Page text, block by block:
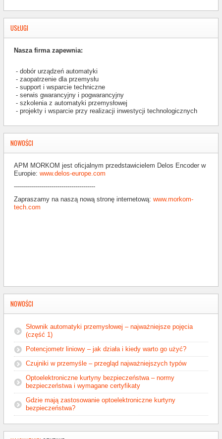
USŁUGI
Nasza firma zapewnia:
- dobór urządzeń automatyki
- zaopatrzenie dla przemysłu
- support i wsparcie techniczne
- serwis gwarancyjny i pogwarancyjny
- szkolenia z automatyki przemysłowej
- projekty i wsparcie przy realizacji inwestycji technologicznych
NOWOŚCI
APM MORKOM jest oficjalnym przedstawicielem Delos Encoder w
Europie: www.delos-europe.com
-----------------------------------------
Zapraszamy na naszą nową stronę internetową: www.morkom-
tech.com
NOWOŚCI
Słownik automatyki przemysłowej – najważniejsze pojęcia
(część 1)
Potencjometr liniowy – jak działa i kiedy warto go użyć?
Czujniki w przemyśle – przegląd najważniejszych typów
Optoelektroniczne kurtyny bezpieczeństwa – normy
bezpieczeństwa i wymagane certyfikaty
Gdzie mają zastosowanie optoelektroniczne kurtyny
bezpieczeństwa?